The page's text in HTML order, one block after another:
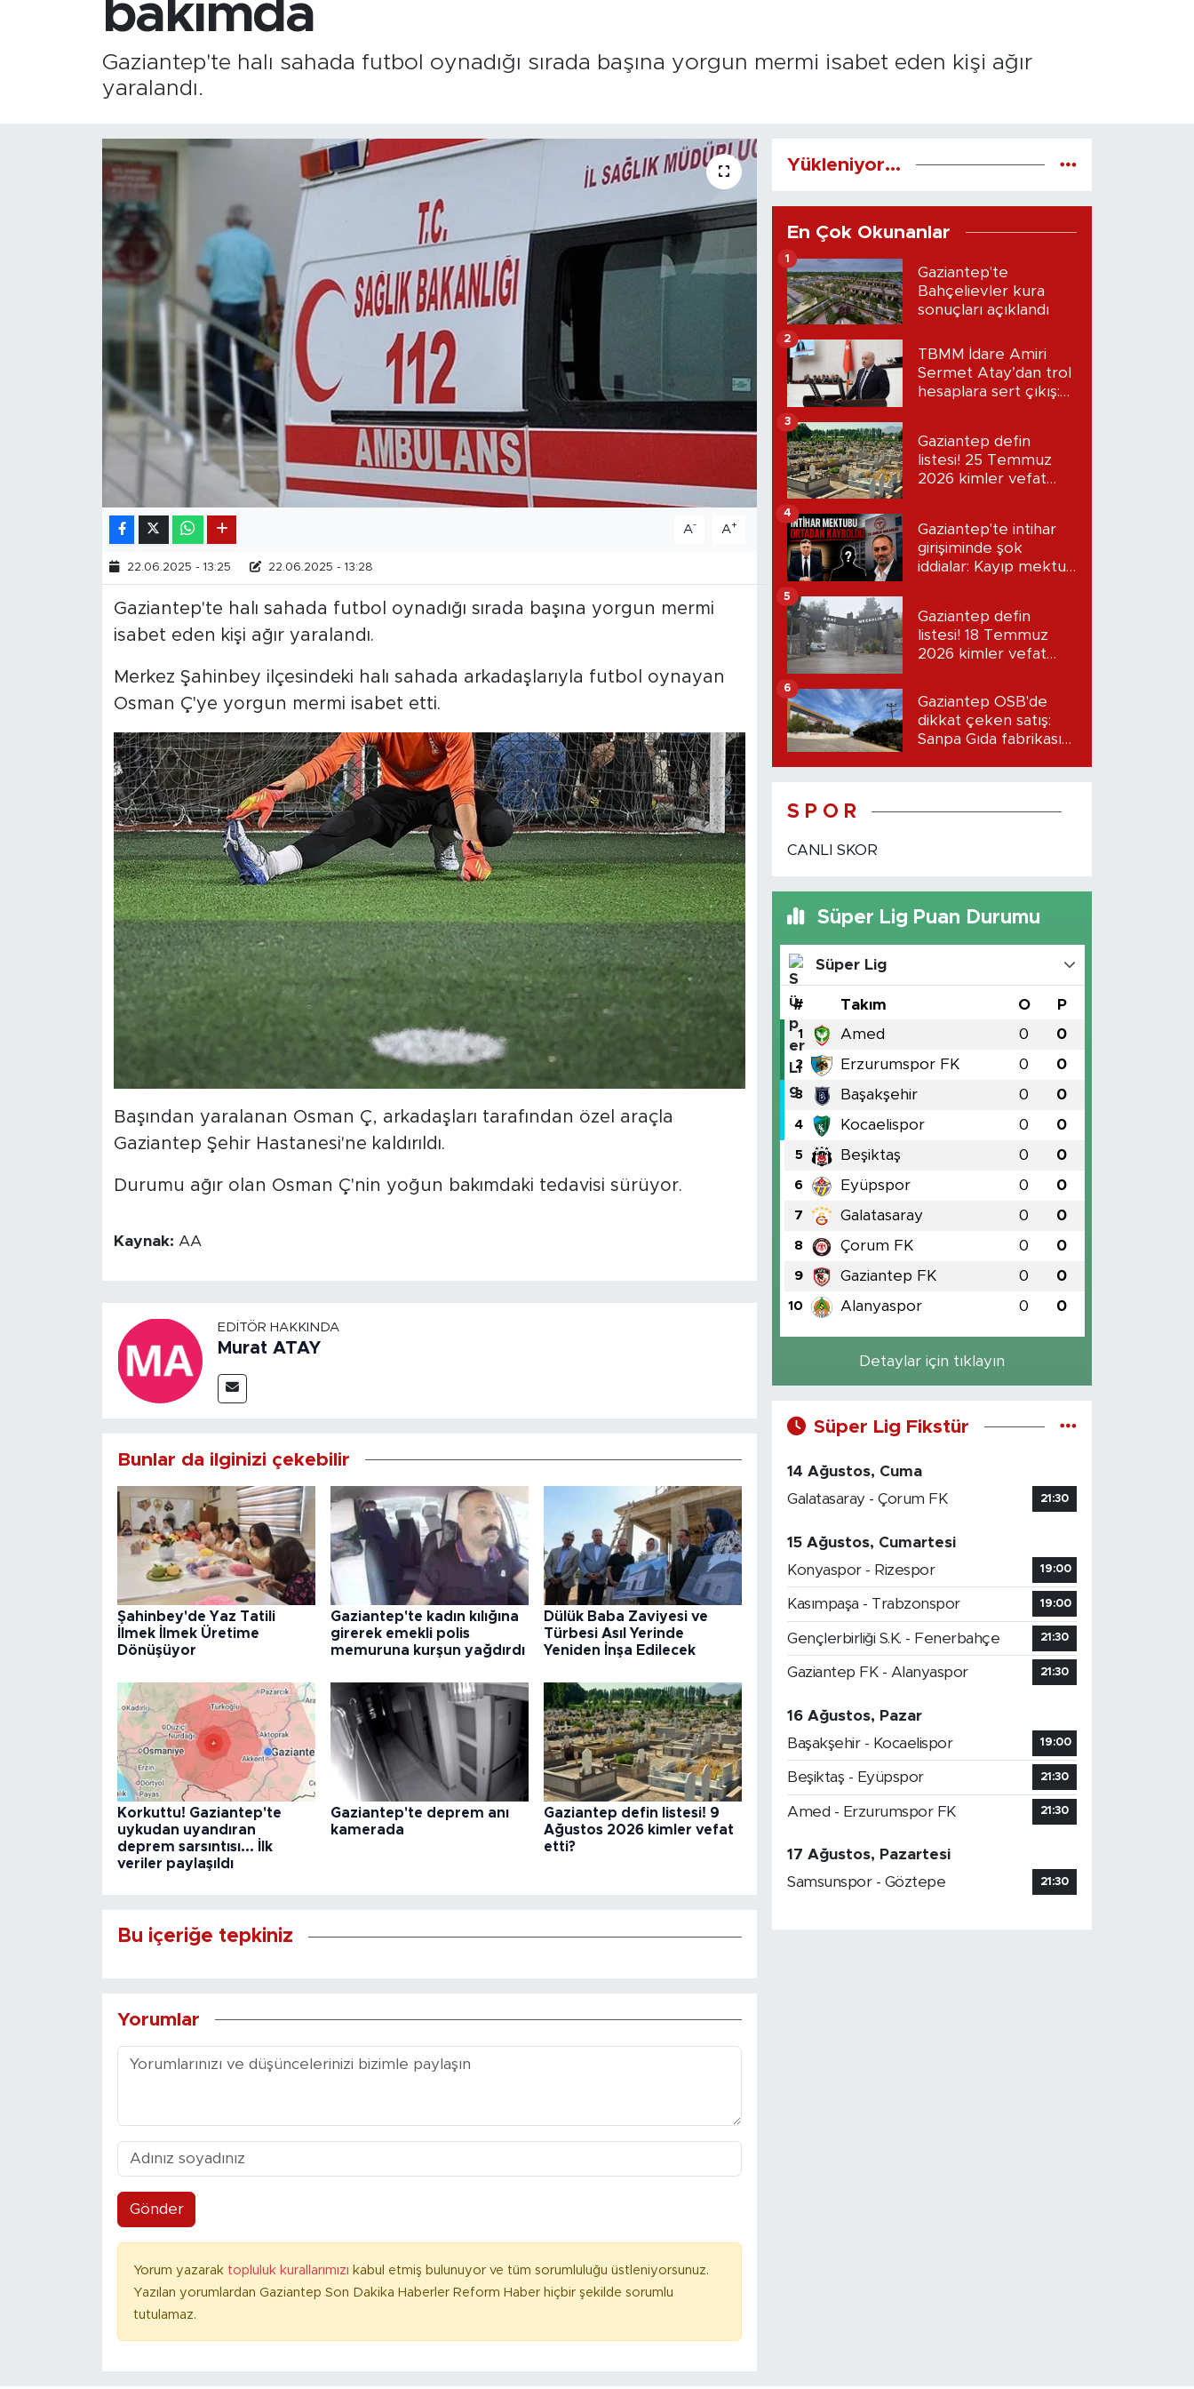
bakımda
Gaziantep'te halı sahada futbol oynadığı sırada başına yorgun mermi isabet eden kişi ağır
yaralandı.
A- A+
22.06.2025 - 13:25 22.06.2025 - 13:28
Gaziantep'te halı sahada futbol oynadığı sırada başına yorgun mermi
isabet eden kişi ağır yaralandı.
Merkez Şahinbey ilçesindeki halı sahada arkadaşlarıyla futbol oynayan
Osman Ç'ye yorgun mermi isabet etti.
Başından yaralanan Osman Ç, arkadaşları tarafından özel araçla
Gaziantep Şehir Hastanesi'ne kaldırıldı.
Durumu ağır olan Osman Ç'nin yoğun bakımdaki tedavisi sürüyor.
Kaynak: AA
EDITÖR HAKKINDA
Murat ATAY
Bunlar da ilginizi çekebilir
Şahinbey'de Yaz Tatili
İlmek İlmek Üretime
Dönüşüyor
Gaziantep'te kadın kılığına
girerek emekli polis
memuruna kurşun yağdırdı
Dülük Baba Zaviyesi ve
Türbesi Asıl Yerinde
Yeniden İnşa Edilecek
Korkuttu! Gaziantep'te
uykudan uyandıran
deprem sarsıntısı... İlk
veriler paylaşıldı
Gaziantep'te deprem anı
kamerada
Gaziantep defin listesi! 9
Ağustos 2026 kimler vefat
etti?
Bu içeriğe tepkiniz
Yorumlar
Gönder
Yorum yazarak topluluk kurallarımızı kabul etmiş bulunuyor ve tüm sorumluluğu üstleniyorsunuz.
Yazılan yorumlardan Gaziantep Son Dakika Haberler Reform Haber hiçbir şekilde sorumlu
tutulamaz.
Yükleniyor...
En Çok Okunanlar
Gaziantep'te
Bahçelievler kura
sonuçları açıklandı
1
TBMM İdare Amiri
Sermet Atay’dan trol
hesaplara sert çıkış:
2
Gaziantep defin
listesi! 25 Temmuz
2026 kimler vefat
3
Gaziantep'te intihar
girişiminde şok
iddialar: Kayıp mektup
4
Gaziantep defin
listesi! 18 Temmuz
2026 kimler vefat
5
Gaziantep OSB'de
dikkat çeken satış:
Sanpa Gıda fabrikasını
6
S P O R
CANLI SKOR
Süper Lig Puan Durumu
Süper Lig
# Takım O P
1 Amed 0 0
2 Erzurumspor FK 0 0
3 Başakşehir 0 0
4 Kocaelispor 0 0
5 Beşiktaş 0 0
6 Eyüpspor 0 0
7 Galatasaray 0 0
8 Çorum FK 0 0
9 Gaziantep FK 0 0
10 Alanyaspor 0 0
Detaylar için tıklayın
Süper Lig Fikstür
14 Ağustos, Cuma
Galatasaray - Çorum FK
21:30
15 Ağustos, Cumartesi
Konyaspor - Rizespor
19:00
Kasımpaşa - Trabzonspor 19:00
Gençlerbirliği S.K. - Fenerbahçe 21:30
Gaziantep FK - Alanyaspor 21:30
16 Ağustos, Pazar
Başakşehir - Kocaelispor
19:00
Beşiktaş - Eyüpspor 21:30
Amed - Erzurumspor FK 21:30
17 Ağustos, Pazartesi
Samsunspor - Göztepe
21:30